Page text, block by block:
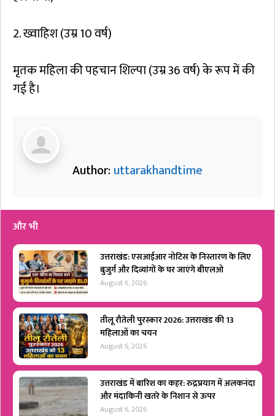
2. ख्वाहिश (उम्र 10 वर्ष)
मृतक महिला की पहचान शिल्पा (उम्र 36 वर्ष) के रूप में की
गई है।
Author:uttarakhandtime
और भी
उत्तराखंड: एसआईआर नोटिस के निस्तारण के लिए
बुजुर्ग और दिव्यांगों के घर जाएंगे बीएलओ
August 6, 2026
तीलू रौतेली पुरस्कार 2026: उत्तराखंड की 13
महिलाओं का चयन
August 6, 2026
उत्तराखंड में बारिश का कहर: रुद्रप्रयाग में अलकनंदा
और मंदाकिनी खतरे के निशान से ऊपर
August 6, 2026